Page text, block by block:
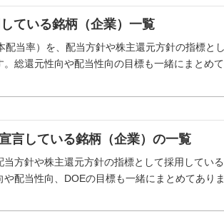
ている銘柄（企業）一覧
配当率）を、配当方針や株主還元方針の指標と
総還元性向や配当性向の目標も一緒にまとめて
言している銘柄（企業）の一覧
当方針や株主還元方針の指標として採用してい
配当性向、DOEの目標も一緒にまとめてありま